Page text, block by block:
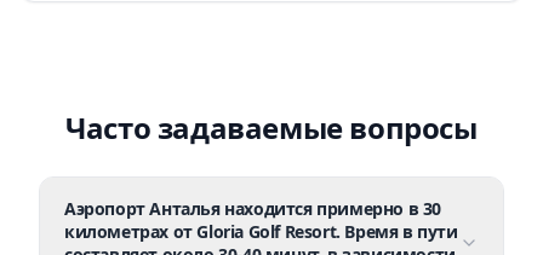
Часто задаваемые вопросы
Аэропорт Анталья находится примерно в 30
километрах от Gloria Golf Resort. Время в пути